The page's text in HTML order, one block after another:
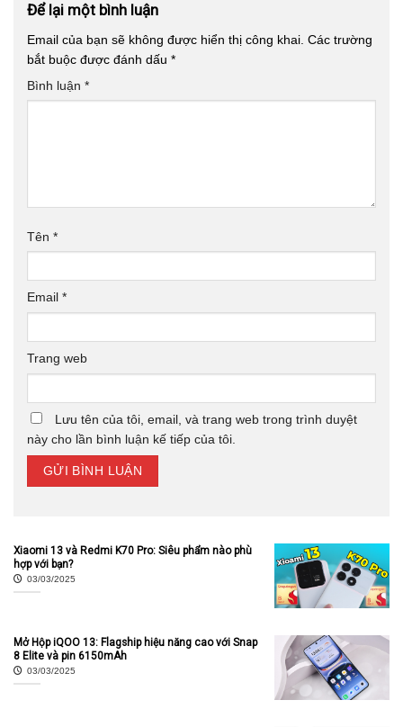
Để lại một bình luận
Email của bạn sẽ không được hiển thị công khai. Các trường
bắt buộc được đánh dấu *
Bình luận *
Tên *
Email *
Trang web
Lưu tên của tôi, email, và trang web trong trình duyệt
này cho lần bình luận kế tiếp của tôi.
Xiaomi 13 và Redmi K70 Pro: Siêu phẩm nào phù
hợp với bạn?
03/03/2025
Mở Hộp iQOO 13: Flagship hiệu năng cao với Snap
8 Elite và pin 6150mAh
03/03/2025